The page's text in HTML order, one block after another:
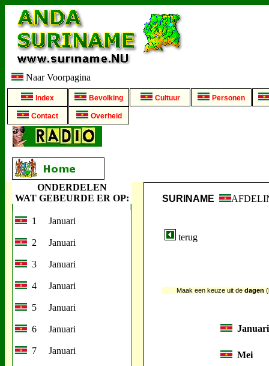
Naar Voorpagina
Index Bevolking Cultuur Personen
Contact Overheid
ONDERDELEN
WAT GEBEURDE ER OP:
1 Januari
2 Januari
3 Januari
4 Januari
5 Januari
6 Januari
7 Januari
SURINAME
terug
Maak een keuze uit de dagen
Januari
Mei